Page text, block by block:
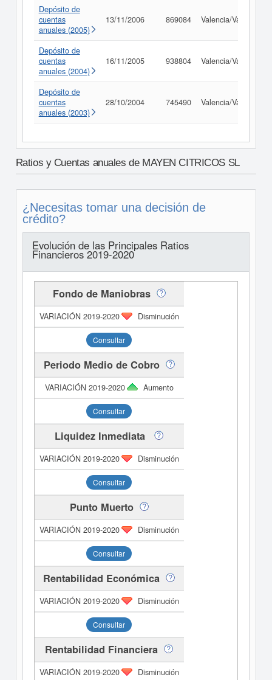
Depósito de
cuentas
anuales (2005)
13/11/2006 869084 Valencia/València
Depósito de
cuentas
anuales (2004)
16/11/2005 938804 Valencia/València
Depósito de
cuentas
anuales (2003)
28/10/2004 745490 Valencia/València
Ratios y Cuentas anuales de MAYEN CITRICOS SL
¿Necesitas tomar una decisión de
crédito?
Evolución de las Principales Ratios
Financieros 2019-2020
Fondo de Maniobras
Disminución
Consultar
Periodo Medio de Cobro
Aumento
Consultar
Liquidez Inmediata
Disminución
Consultar
Punto Muerto
Disminución
Consultar
Rentabilidad Económica
Disminución
Consultar
Rentabilidad Financiera
Disminución